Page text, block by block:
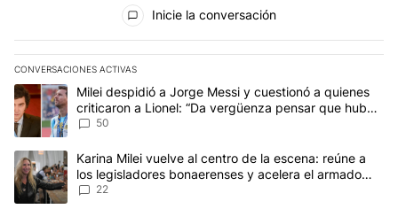
Inicie la conversación
CONVERSACIONES ACTIVAS
Este listado muestra los artículos con más comentarios en los
Un artículo de tendencia con el título "Milei despidió a Jorge
Milei despidió a Jorge Messi y cuestionó a quienes
criticaron a Lionel: “Da vergüenza pensar que hubo
anti-Messi”
50
Un artículo de tendencia con el título "Karina Milei vuelve al
Karina Milei vuelve al centro de la escena: reúne a
los legisladores bonaerenses y acelera el armado
para 2027
22